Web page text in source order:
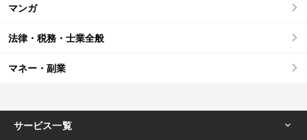
マンガ
法律・税務・士業全般
マネー・副業